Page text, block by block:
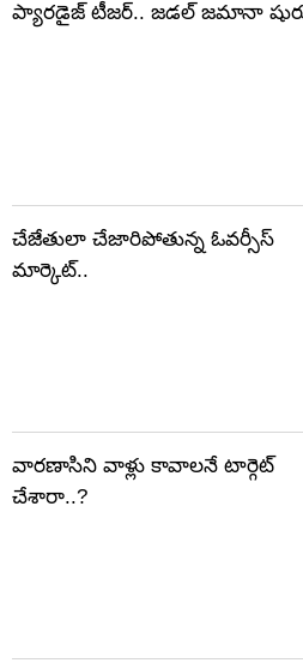
ప్యారడైజ్ టీజర్.. జడల్ జమానా
చేజేతులా చేజారిపోతున్న ఓవర్సీస్
మార్కెట్..
వారణాసిని వాళ్లు కావాలనే టార్గెట్
చేశారా..?